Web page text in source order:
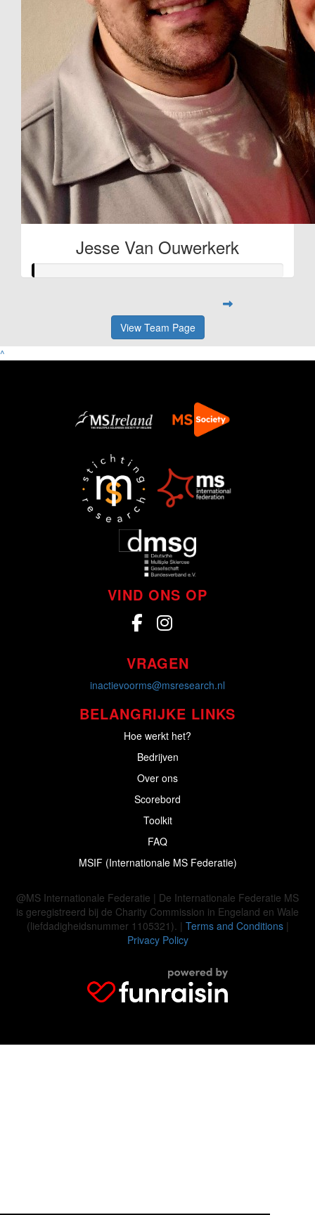
Jesse Van Ouwerkerk
View Team Page
^
VIND ONS OP
VRAGEN
inactievoorms@msresearch.nl
BELANGRIJKE LINKS
Hoe werkt het?
Bedrijven
Over ons
Scorebord
Toolkit
FAQ
MSIF (Internationale MS Federatie)
@MS Internationale Federatie | De Internationale Federatie MS
is geregistreerd bij de Charity Commission in Engeland en Wale
(liefdadigheidsnummer 1105321). | Terms and Conditions|
Privacy Policy